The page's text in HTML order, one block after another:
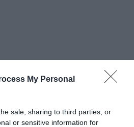
My Personal
sale, sharing to third parties, or
or sensitive information for